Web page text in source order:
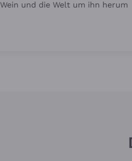
Wein und die Welt um ihn herum